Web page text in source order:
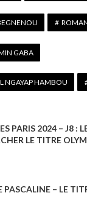
GABA
NGAYAP HAMBOU
PARIS 2024 – J8 :
LE TITRE
PASCALINE – LE